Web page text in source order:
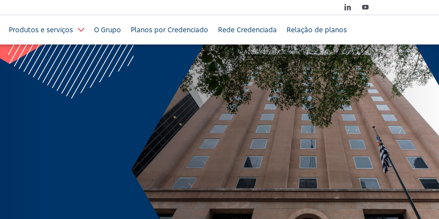
Produtos e serviços O Grupo Planos por Credenciado Rede Credenciada Relação de planos